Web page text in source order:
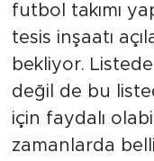
futbol takımı
tesis inşaatı
bekliyor.
değil de bu
için faydalı
zamanlarda